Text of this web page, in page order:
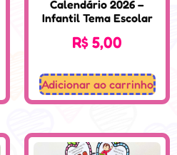
Calendário 2026 –
Infantil Tema Escolar
R$5,00
Adicionar ao carrinho